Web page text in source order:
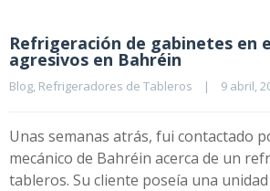
Refrigeración de gabinetes en
agresivos en Bahréin
Blog, Refrigeradores de Tableros | 9 abril,
Unas semanas atrás, fui contactado
mecánico de Bahréin acerca de un
tableros. Su cliente poseía una